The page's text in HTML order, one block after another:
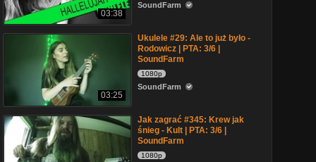
03:38
SoundFarm
03:25
Ukulele #29: Ale to już było -
Rodowicz | PTA: 3/6 |
SoundFarm
1080p
SoundFarm
Jak zagrać #345: Krew jak
śnieg - Kult | PTA: 3/6 |
SoundFarm
1080p